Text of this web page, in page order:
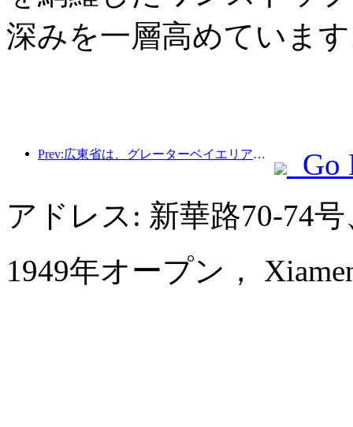
深みを一層高めていま
Prev:広東省は、グレーターベイエリアを世界クラスの観光地にするためのサービス産業能力拡大計画を発表した。
Go
アドレス: 新華路70-74
1949年オープン，